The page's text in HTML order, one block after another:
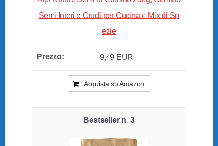
Semi Interi e Crudi per Cucina e Mix di Sp
ezie
9,49 EUR
Acquista su Amazon
3